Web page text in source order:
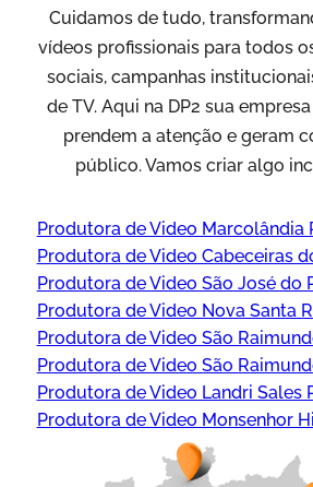
Cuidamos de tudo,
vídeos profissionais para todos
sociais, campanhas
de TV. Aqui na DP2 sua
prendem a atenção e geram
público. Vamos criar algo
Produtora de Video Marcolândia
Produtora de Video Cabeceiras
Produtora de Video São José do
Produtora de Video Nova Santa
Produtora de Video São
Produtora de Video São
Produtora de Video Landri Sales
Produtora de Video Monsenhor